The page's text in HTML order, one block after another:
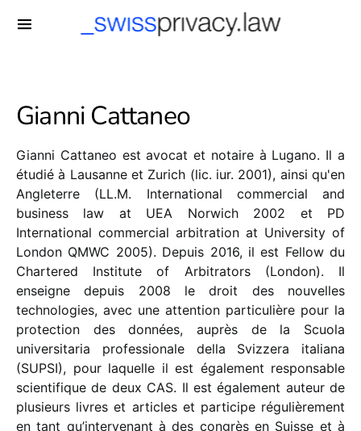
Gianni Cattaneo
Gianni Cattaneo est avocat et notaire à Lugano. Il a
étudié à Lausanne et Zurich (lic. iur. 2001), ainsi qu'en
Angleterre (LL.M. International commercial and
business law at UEA Norwich 2002 et PD
International commercial arbitration at University of
London QMWC 2005). Depuis 2016, il est Fellow du
Chartered Institute of Arbitrators (London). Il
enseigne depuis 2008 le droit des nouvelles
technologies, avec une attention particulière pour la
protection des données, auprès de la Scuola
universitaria professionale della Svizzera italiana
(SUPSI), pour laquelle il est également responsable
scientifique de deux CAS. Il est également auteur de
plusieurs livres et articles et participe régulièrement
en tant qu’intervenant à des congrès en Suisse et à